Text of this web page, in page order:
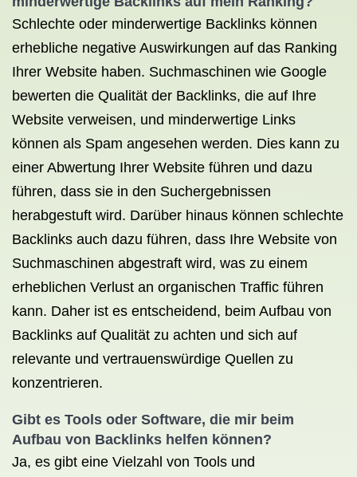
Schlechte oder minderwertige Backlinks können
erhebliche negative Auswirkungen auf das Ranking
Ihrer Website haben. Suchmaschinen wie Google
bewerten die Qualität der Backlinks, die auf Ihre
Website verweisen, und minderwertige Links
können als Spam angesehen werden. Dies kann zu
einer Abwertung Ihrer Website führen und dazu
führen, dass sie in den Suchergebnissen
herabgestuft wird. Darüber hinaus können schlechte
Backlinks auch dazu führen, dass Ihre Website von
Suchmaschinen abgestraft wird, was zu einem
erheblichen Verlust an organischen Traffic führen
kann. Daher ist es entscheidend, beim Aufbau von
Backlinks auf Qualität zu achten und sich auf
relevante und vertrauenswürdige Quellen zu
konzentrieren.
Gibt es Tools oder Software, die mir beim
Aufbau von Backlinks helfen können?
Ja, es gibt eine Vielzahl von Tools und